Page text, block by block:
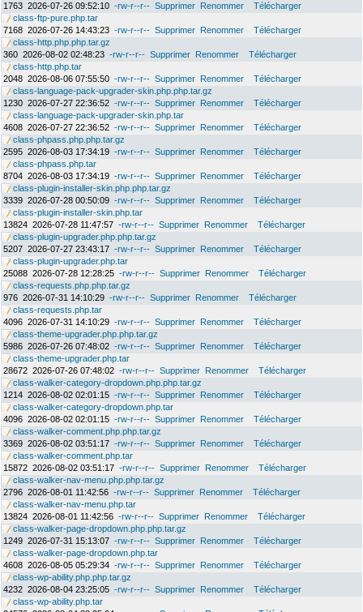
1763 2026-07-26 09:52:10 -rw-r--r-- Supprimer Renommer
Télécharger
class-ftp-pure.php.tar
7168 2026-07-26 14:43:23 -rw-r--r-- Supprimer Renommer
Télécharger
class-http.php.php.tar.gz
360 2026-08-02 02:48:23 -rw-r--r-- Supprimer Renommer
Télécharger
class-http.php.tar
2048 2026-08-06 07:55:50 -rw-r--r-- Supprimer Renommer
Télécharger
class-language-pack-upgrader-skin.php.php.tar.gz
1230 2026-07-27 22:36:52 -rw-r--r-- Supprimer Renommer
Télécharger
class-language-pack-upgrader-skin.php.tar
4608 2026-07-27 22:36:52 -rw-r--r-- Supprimer Renommer
Télécharger
class-phpass.php.php.tar.gz
2595 2026-08-03 17:34:19 -rw-r--r-- Supprimer Renommer
Télécharger
class-phpass.php.tar
8704 2026-08-03 17:34:19 -rw-r--r-- Supprimer Renommer
Télécharger
class-plugin-installer-skin.php.php.tar.gz
3339 2026-07-28 00:50:09 -rw-r--r-- Supprimer Renommer
Télécharger
class-plugin-installer-skin.php.tar
13824 2026-07-28 11:47:57 -rw-r--r-- Supprimer Renommer
Télécharger
class-plugin-upgrader.php.php.tar.gz
5207 2026-07-27 23:43:17 -rw-r--r-- Supprimer Renommer
Télécharger
class-plugin-upgrader.php.tar
25088 2026-07-28 12:28:25 -rw-r--r-- Supprimer Renommer
Télécharger
class-requests.php.php.tar.gz
976 2026-07-31 14:10:29 -rw-r--r-- Supprimer Renommer
Télécharger
class-requests.php.tar
4096 2026-07-31 14:10:29 -rw-r--r-- Supprimer Renommer
Télécharger
class-theme-upgrader.php.php.tar.gz
5986 2026-07-26 07:48:02 -rw-r--r-- Supprimer Renommer
Télécharger
class-theme-upgrader.php.tar
28672 2026-07-26 07:48:02 -rw-r--r-- Supprimer Renommer
Télécharger
class-walker-category-dropdown.php.php.tar.gz
1214 2026-08-02 02:01:15 -rw-r--r-- Supprimer Renommer
Télécharger
class-walker-category-dropdown.php.tar
4096 2026-08-02 02:01:15 -rw-r--r-- Supprimer Renommer
Télécharger
class-walker-comment.php.php.tar.gz
3369 2026-08-02 03:51:17 -rw-r--r-- Supprimer Renommer
Télécharger
class-walker-comment.php.tar
15872 2026-08-02 03:51:17 -rw-r--r-- Supprimer Renommer
Télécharger
class-walker-nav-menu.php.php.tar.gz
2796 2026-08-01 11:42:56 -rw-r--r-- Supprimer Renommer
Télécharger
class-walker-nav-menu.php.tar
13824 2026-08-01 11:42:56 -rw-r--r-- Supprimer Renommer
Télécharger
class-walker-page-dropdown.php.php.tar.gz
1249 2026-07-31 15:13:07 -rw-r--r-- Supprimer Renommer
Télécharger
class-walker-page-dropdown.php.tar
4608 2026-08-05 05:29:34 -rw-r--r-- Supprimer Renommer
Télécharger
class-wp-ability.php.php.tar.gz
4232 2026-08-04 23:25:05 -rw-r--r-- Supprimer Renommer
Télécharger
class-wp-ability.php.tar